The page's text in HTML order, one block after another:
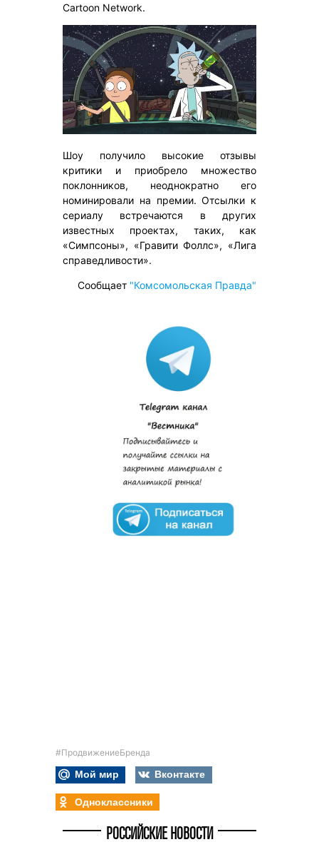
Cartoon Network.
Шоу получило высокие отзывы
критики и приобрело множество
поклонников, неоднократно его
номинировали на премии. Отсылки к
сериалу встречаются в других
известных проектах, таких, как
«Симпсоны», «Гравити Фоллс», «Лига
справедливости».
Сообщает "Комсомольская Правда"
#ПродвижениеБренда
Мой мир
Вконтакте
Одноклассники
РОССИЙСКИЕ НОВОСТИ